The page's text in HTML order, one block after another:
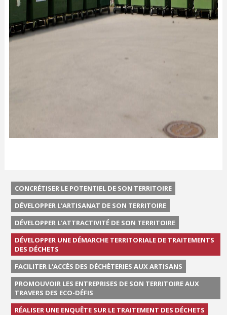
CONCRÉTISER LE POTENTIEL DE SON TERRITOIRE
DÉVELOPPER L'ARTISANAT DE SON TERRITOIRE
DÉVELOPPER L'ATTRACTIVITÉ DE SON TERRITOIRE
DÉVELOPPER UNE DÉMARCHE TERRITORIALE DE TRAITEMENTS
DES DÉCHETS
FACILITER L'ACCÈS DES DÉCHÈTERIES AUX ARTISANS
PROMOUVOIR LES ENTREPRISES DE SON TERRITOIRE AUX
TRAVERS DES ECO-DÉFIS
RÉALISER UNE ENQUÊTE SUR LE TRAITEMENT DES DÉCHETS